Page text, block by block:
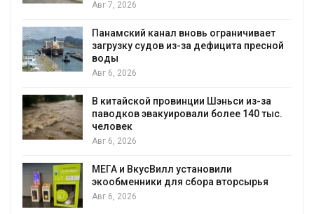
Авг 7, 2026
Панамский канал вновь ограничивает
загрузку судов из-за дефицита пресной
воды
Авг 6, 2026
В китайской провинции Шэньси из-за
паводков эвакуировали более 140 тыс.
человек
Авг 6, 2026
МЕГА и ВкусВилл установили
экообменники для сбора вторсырья
Авг 6, 2026